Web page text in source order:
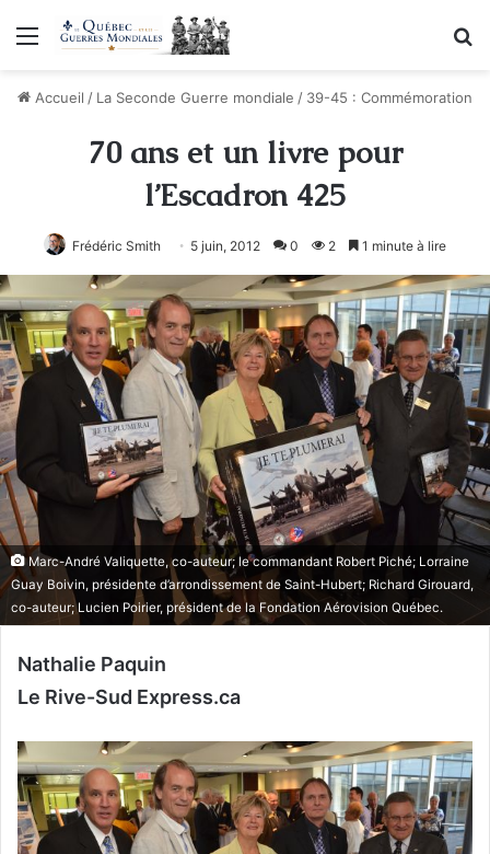
Menu
Accueil / La Seconde Guerre mondiale / 39-45 : Commémoration
70 ans et un livre pour
l’Escadron 425
Frédéric Smith 5 juin, 2012 0 2 1 minute à lire
Marc-André Valiquette, co-auteur; le commandant Robert Piché; Lorraine
Guay Boivin, présidente d’arrondissement de Saint-Hubert; Richard Girouard,
co-auteur; Lucien Poirier, président de la Fondation Aérovision Québec.
Nathalie Paquin
Le Rive-Sud Express.ca